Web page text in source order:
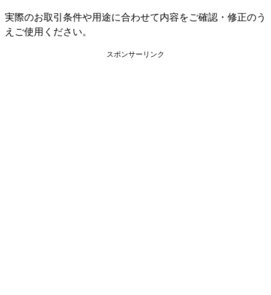
実際のお取引条件や用途に合わせて内容をご確認・修正のう
えご使用ください。
スポンサーリンク